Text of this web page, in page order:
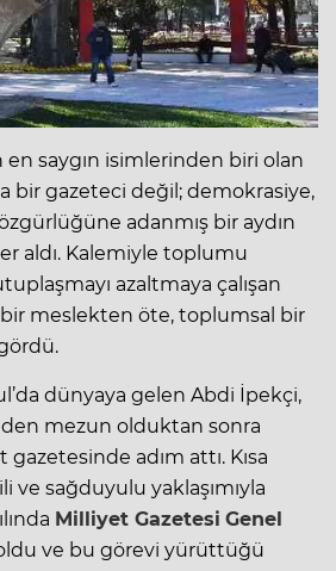
en saygın isimlerinden biri olan
bir gazeteci değil; demokrasiye,
adanmış bir aydın
aldı. Kalemiyle toplumu
azaltmaya çalışan
meslekten öte, toplumsal bir
dünyaya gelen Abdi İpekçi,
mezun olduktan sonra
adım attı. Kısa
ve sağduyulu yaklaşımıyla
Milliyet Gazetesi Genel
ve bu görevi yürüttüğü